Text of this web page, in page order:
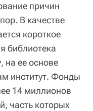
причин
В качестве
короткое
библиотека
ее основе
институт. Фонды
14 миллионов
часть которых